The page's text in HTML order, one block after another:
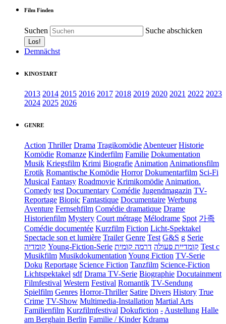
Film Finden
Suchen Suche abschicken
Demnächst
KINOSTART
2013 2014 2015 2016 2017 2018 2019 2020 2021 2022 2023
2024 2025 2026
GENRE
Action Thriller Drama Tragikomödie Abenteuer Historie
Komödie Romanze Kinderfilm Familie Dokumentation
Musik Kriegsfilm Krimi Biografie Animation Animationsfilm
Erotik Romantische Komödie Horror Dokumentarfilm Sci-Fi
Musical Fantasy Roadmovie Krimikomödie Animation.
Comedy test Documentary Comédie Jugendmagazin TV-
Reportage Biopic Fantastique Documentaire Werbung
Aventure Fernsehfilm Comédie dramatique Drame
Historienfilm Mystery Court métrage Mélodrame Spot 가족
Comédie documentée Kurzfilm Fiction Licht-Spektakel
Spectacle son et lumière Trailer Genre Test G&S g Serie
קומדיה Young-Fiction-Serie קומדיית פעולה דרמה קומית
Test c
Musikfilm Musikdokumentation Young Fiction TV-Serie
Doku Reportage Science Fiction Tanzfilm Science-Fiction
Lichtspektakel sdf Drama TV-Serie Biographie Docutainment
Filmfestival Western Festival Romantik TV-Sendung
Spielfilm Genres Horror-Thriller Satire Divers History True
Crime TV-Show Multimedia-Installation Martial Arts
Familienfilm Kurzfilmfestival Dokufiction - Austellung Halle
am Berghain Berlin Familie / Kinder Kdrama